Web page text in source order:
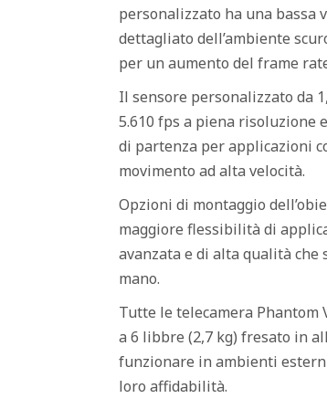
personalizzato ha una bassa
dettagliato dell’ambiente
per un aumento del frame
Il sensore personalizzato da
5.610 fps a piena risoluzione
di partenza per applicazioni
movimento ad alta velocità.
Opzioni di montaggio
maggiore flessibilità di
avanzata e di alta qualità
mano.
Tutte le telecamera Phantom
a 6 libbre (2,7 kg) fresato in
funzionare in ambienti
loro affidabilità.